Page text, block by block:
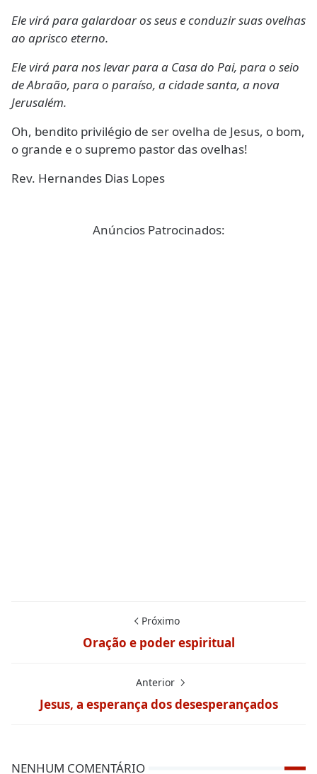
Ele virá para galardoar os seus e conduzir suas ovelhas
ao aprisco eterno.
Ele virá para nos levar para a Casa do Pai, para o seio
de Abraão, para o paraíso, a cidade santa, a nova
Jerusalém.
Oh, bendito privilégio de ser ovelha de Jesus, o bom,
o grande e o supremo pastor das ovelhas!
Rev. Hernandes Dias Lopes
Anúncios Patrocinados:
Próximo
Oração e poder espiritual
Anterior
Jesus, a esperança dos desesperançados
NENHUM COMENTÁRIO